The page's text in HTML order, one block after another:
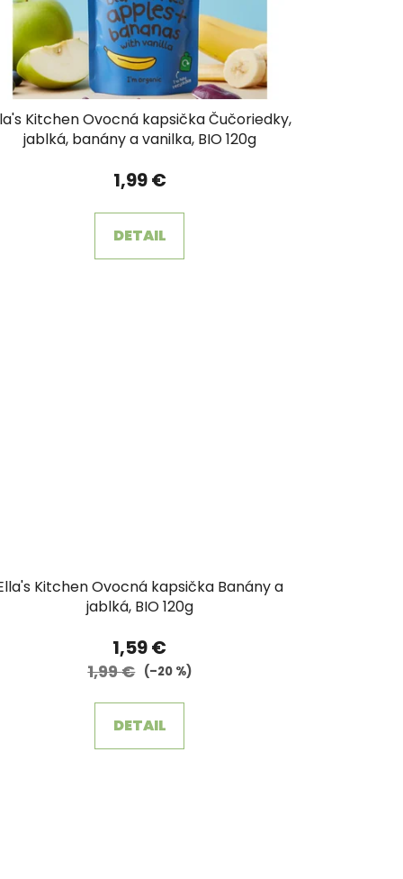
t
o
v
Kitchen Ovocná kapsička Čučoriedky,
jablká, banány a vanilka, BIO 120g
1,99 €
DETAIL
Kitchen Ovocná kapsička Banány a
jablká, BIO 120g
1,59 €
1,99 € (–20 %)
DETAIL